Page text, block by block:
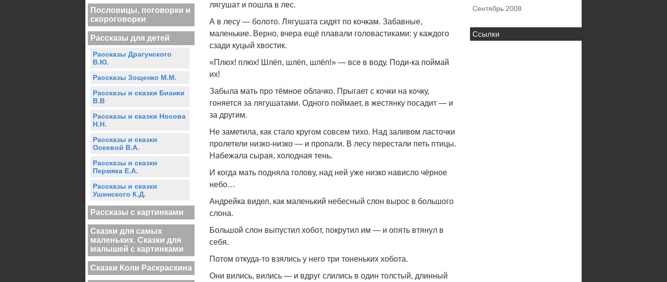
Пословицы, поговорки и
скороговорки
Рассказы для детей
Рассказы Драгунского
В.Ю.
Рассказы Зощенко М.М.
Рассказы и сказки Бианки
В.В
Рассказы и сказки Носова
Н.Н.
Рассказы и сказки
Осеевой В.А.
Рассказы и сказки
Пермяка Е.А.
Рассказы и сказки
Ушинского К.Д.
Рассказы с картинками
Сказки для самых
маленьких. Сказки для
малышей с картинками
Сказки Коли Раскраскина
лягушат и пошла в лес.
А в лесу — болото. Лягушата сидят по кочкам. Забавные,
маленькие. Верно, вчера ещё плавали головастиками: у каждого
сзади куцый хвостик.
«Плюх! плюх! Шлёп, шлёп, шлёп!» — все в воду. Поди-ка поймай
их!
Забыла мать про тёмное облачко. Прыгает с кочки на кочку,
гоняется за лягушатами. Одного поймает, в жестянку посадит — и
за другим.
Не заметила, как стало кругом совсем тихо. Над заливом ласточки
пролетели низко-низко — и пропали. В лесу перестали петь птицы.
Набежала сырая, холодная тень.
И когда мать подняла голову, над ней уже низко нависло чёрное
небо…
Андрейка видел, как маленький небесный слон вырос в большого
слона.
Большой слон выпустил хобот, покрутил им — и опять втянул в
себя.
Потом откуда-то взялись у него три тоненьких хобота.
Они вились, вились — и вдруг слились в один толстый, длинный
Сентябрь 2008
Ссылки